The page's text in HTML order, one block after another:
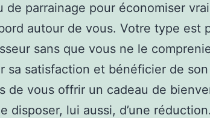
de parrainage pour économiser
autour de vous. Votre type est
sans que vous ne le
sa satisfaction et bénéficier de
de vous offrir un cadeau de
disposer, lui aussi, d’une réduction.